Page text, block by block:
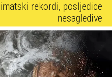
rekordi, posljedice
nesagledive